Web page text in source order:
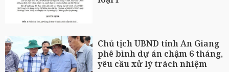
Chủ tịch UBND tỉnh An Giang
phê bình dự án chậm 6 tháng,
yêu cầu xử lý trách nhiệm